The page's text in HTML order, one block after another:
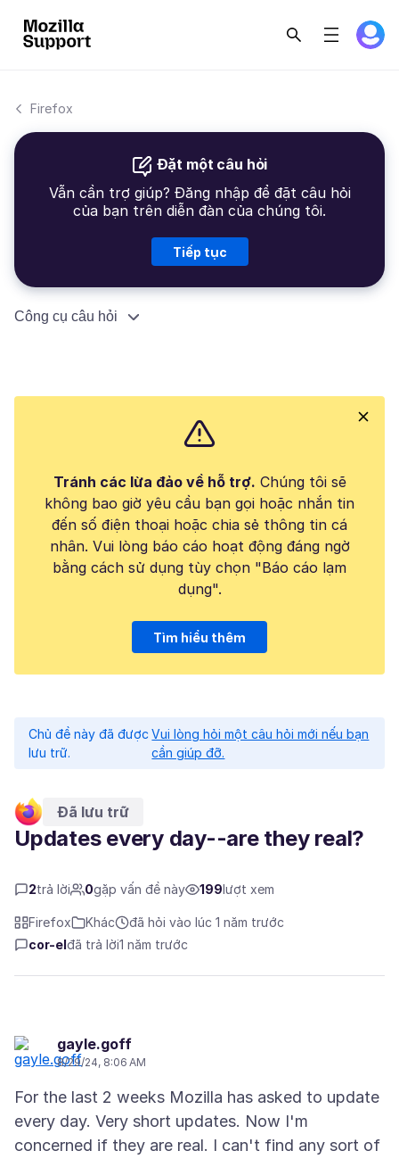
Firefox
Đặt một câu hỏi
Vẫn cần trợ giúp? Đăng nhập để đặt câu hỏi
của bạn trên diễn đàn của chúng tôi.
Tiếp tục
Công cụ câu hỏi
Tránh các lừa đảo về hỗ trợ. Chúng tôi sẽ
không bao giờ yêu cầu bạn gọi hoặc nhắn tin
đến số điện thoại hoặc chia sẻ thông tin cá
nhân. Vui lòng báo cáo hoạt động đáng ngờ
bằng cách sử dụng tùy chọn "Báo cáo lạm
dụng".
Tìm hiểu thêm
Chủ đề này đã được
lưu trữ.
Vui lòng hỏi một câu hỏi mới nếu bạn
cần giúp đỡ.
Đã lưu trữ
Updates every day--are they real?
2trả lời 0gặp vấn đề này 199lượt xem
Firefox Khác
đã hỏi vào lúc 1 năm trước
cor-elđã trả lời1 năm trước
gayle.goff
8/29/24, 8:06 AM
For the last 2 weeks Mozilla has asked to update
every day. Very short updates. Now I'm
concerned if they are real. I can't find any sort of